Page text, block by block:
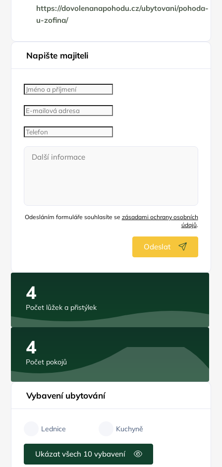
https://dovolenanapohodu.cz/ubytovani/pohoda-
u-zofina/
Napište majiteli
Odesláním formuláře souhlasíte se zásadami ochrany osobních
údajů.
Odeslat
4
Počet lůžek a přistýlek
4
Počet pokojů
Vybavení ubytování
Lednice Kuchyně
Ukázat všech 10 vybavení